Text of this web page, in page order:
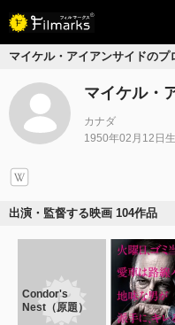
マイケル・アイアンサイドの
マイケル・
カナダ
1950年02月12日
出演・監督する映画 104作品
Condor's
Nest（原題）